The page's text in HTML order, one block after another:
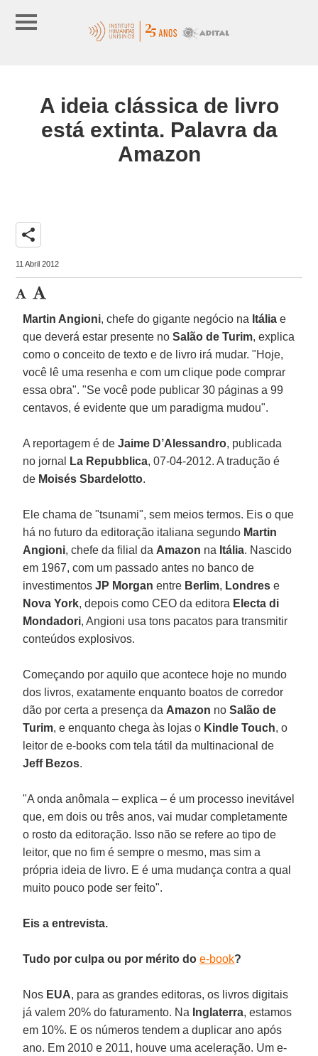
A ideia clássica de livro
está extinta. Palavra da
Amazon
share
11 Abril 2012
Martin Angioni, chefe do gigante negócio na Itáliae
que deverá estar presente noSalão de Turim, explica
como o conceito de texto e de livro irá mudar. "Hoje,
você lê uma resenha e com um clique pode comprar
essa obra". "Se você pode publicar 30 páginas a 99
centavos, é evidente que um paradigma mudou".
A reportagem é deJaime D’Alessandro, publicada
no jornal
La Repubblica, 07-04-2012. A tradução é
de Moisés Sbardelotto.
Ele chama de "tsunami", sem meios termos. Eis o que
há no futuro da editoração italiana segundo Martin
Angioni, chefe da filial da Amazon na Itália. Nascido
em 1967, com um passado antes no banco de
investimentosJP Morganentre Berlim, Londrese
Nova York, depois como CEO da editora Electa di
Mondadori, Angioni usa tons pacatos para transmitir
conteúdos explosivos.
Começando por aquilo que acontece hoje no mundo
dos livros, exatamente enquanto boatos de corredor
dão por certa a presença da Amazon noSalão de
Turim, e enquanto chega às lojas o Kindle Touch, o
leitor de e-books com tela tátil da multinacional de
Jeff Bezos.
"A onda anômala – explica – é um processo inevitável
que, em dois ou três anos, vai mudar completamente
o rosto da editoração. Isso não se refere ao tipo de
leitor, que no fim é sempre o mesmo, mas sim a
própria ideia de livro. E é uma mudança contra a qual
muito pouco pode ser feito".
Eis a entrevista.
Tudo por culpa ou por mérito doe-book?
Nos EUA, para as grandes editoras, os livros digitais
já valem 20% do faturamento. Na Inglaterra, estamos
em 10%. E os números tendem a duplicar ano após
ano. Em 2010 e 2011, houve uma aceleração. Um e-